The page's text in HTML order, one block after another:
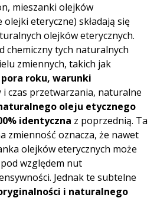
mieszanki olejków
eteryczne) składają się
olejków eterycznych.
chemiczny tych naturalnych
zmiennych, takich jak
roku, warunki
i czas przetwarzania, naturalne
oleju etycznego
identyczna z poprzednią. Ta
zmienność oznacza, że nawet
olejków eterycznych może
względem nut
Jednak te subtelne
i naturalnego